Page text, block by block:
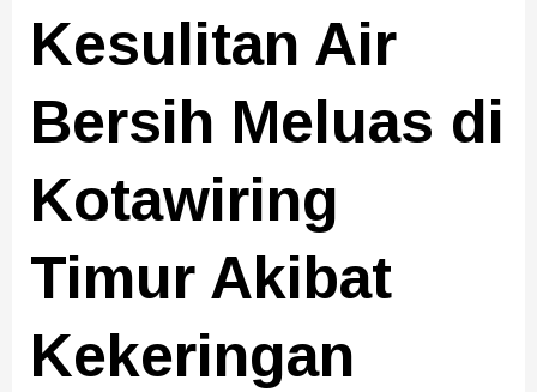
Kesulitan Air
Bersih Meluas di
Kotawiring
Timur Akibat
Kekeringan